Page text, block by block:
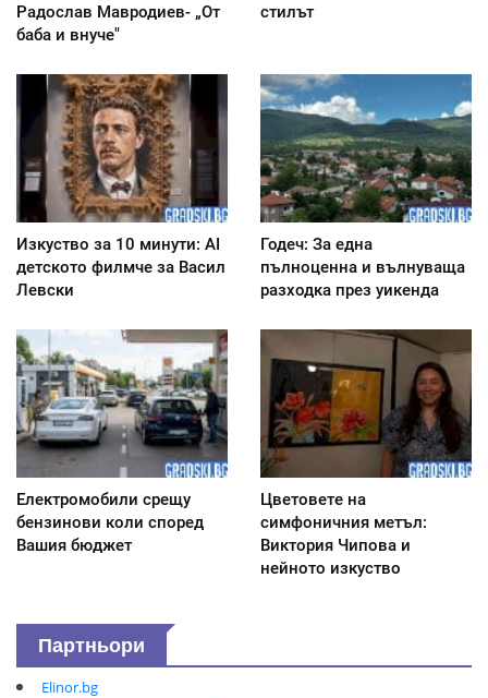
Радослав Мавродиев- „От
баба и внуче"
стилът
Изкуство за 10 минути: AI
детското филмче за Васил
Левски
Годеч: За една
пълноценна и вълнуваща
разходка през уикенда
Електромобили срещу
бензинови коли според
Вашия бюджет
Цветовете на
симфоничния метъл:
Виктория Чипова и
нейното изкуство
Партньори
Elinor.bg